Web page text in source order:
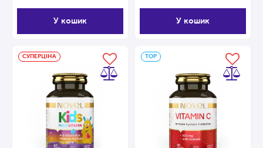
У кошик У кошик
СУПЕРЦІНА ТОP